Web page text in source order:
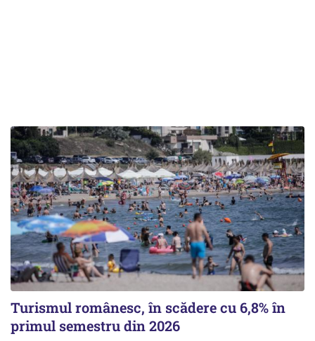
Turismul românesc, în scădere cu 6,8% în
primul semestru din 2026